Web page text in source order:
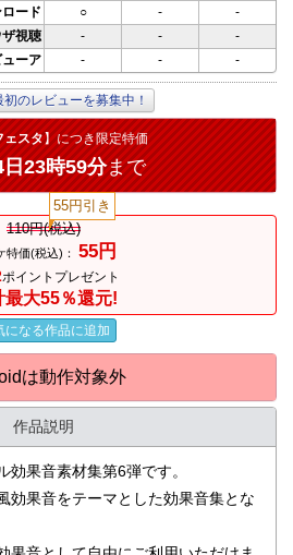
ード ○ -
-
視聴
- -
-
ーア
- - -
のレビューを募集中！
ェスタ】につき限定特価
23時59分まで
110円(税込)
55円引き
特価(税込)： 55円
ポイントプレゼント
最大55％還元!
になる作品に追加
は動作対象外
作品説明
果音素材集第6弾です。
効果音をテーマとした効果音集とな